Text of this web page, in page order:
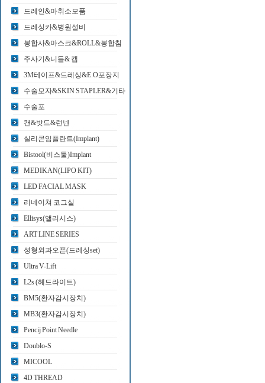
드레인&마취소모품
드레싱카&병원설비
봉합사&마스크&ROLL&봉합침
주사기&니들& 캡
3M테이프&드레싱&E.O포장지
수술모자&SKIN STAPLER&기타
수술포
캔&밧드&런넨
실리콘임플란트(Implant)
Bistool(비스툴)Implant
MEDIKAN(LIPO KIT)
LED FACIAL MASK
리네이쳐 코그실
Ellisys(앨리시스)
ART LINE SERIES
성형외과오픈(드레싱set)
Ultra V-Lift
L2s (헤드라이트)
BM5(환자감시장치)
MB3(환자감시장치)
Pencij Point Needle
Doublo-S
MICOOL
4D THREAD